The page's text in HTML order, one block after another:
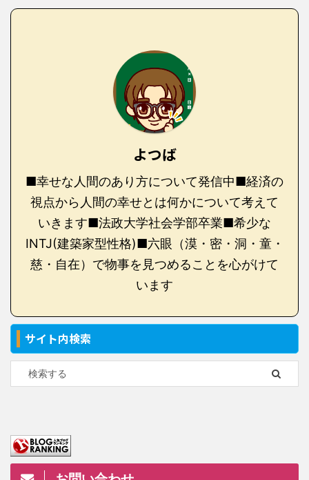
よつば
■幸せな人間のあり方について発信中■経済の
視点から人間の幸せとは何かについて考えて
いきます■法政大学社会学部卒業■希少な
INTJ(建築家型性格)■六眼（漠・密・洞・童・
慈・自在）で物事を見つめることを心がけて
います
サイト内検索